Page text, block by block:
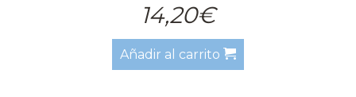
14,20€
Añadir al carrito